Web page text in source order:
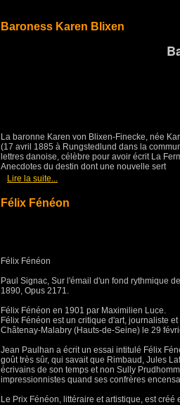
Baroness Karen Blixen
La baronne Karen von Blixen-Finecke, née
(17 avril 1885 à Rungstedlund dans la
lettres danoise, célèbre pour avoir écrit La
Anecdotes du destin dont une nouvelle sert
Lire la suite...
Félix Fénéon
Félix Fénéon
Paul Signac, Sur l'émail d'un fond rythmique
1890, Opus 2171.
Félix Fénéon en 1901 par Maximilien Luce.
Félix Fénéon est un critique d'art, journaliste
Châtenay-Malabry (Hauts-de-Seine) le 29
Jean Paulhan a écrit un essai intitulé Félix
goût très sûr, qui savait que Rimbaud, Jules
écrivains de son temps et non Sully
impressionnistes quand ses confrères
Le Prix Fénéon, littéraire et artistique, est